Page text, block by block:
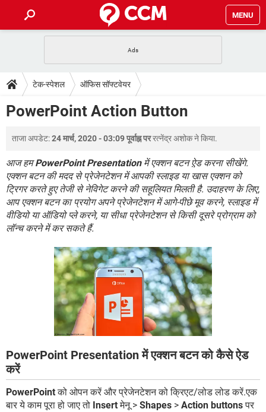
MENU
फोन पर अकाउंट बैलेंस चेक
WhatsApp Hack हो गया? Lucky Patcher यूज करें
टेक-स्पेशल
2020 के फ्री एंटीवायरस
बेस्ट फ्री ऑनलाइन गेम्स
डाउनलोड
FORUM
TikTok Account Freeze हो गया JioPhone में TikTok डाउनलोड
SBI बैंक अकाउंट नंबर पता करें
एनसाइक्लोपीडिया
केबल और कनेक्टर्स कंप्यूटर बस
सीरियल और पैरलल पोर्ट
टेक-स्पेशल ऑफिस सॉफ्टवेयर
PowerPoint Action Button
ताजा अपडेट:24 मार्च, 2020 - 03:09 पूर्वाह्न पररत्नेंद्र अशोकने किया.
आज हमPowerPoint Presentationमें एक्शन बटन ऐ़ड करना सीखेंगे.
एक्शन बटन की मदद से प्रेजेनटेशन में आपकी स्लाइड या खास एक्शन को
ट्रिगर करते हुए तेजी से नेविगेट करने की सहूलियत मिलती है. उदाहरण के लिए,
आप एक्शन बटन का प्रयोग अपने प्रेजेनटेशन में आगे-पीछे मूव करने, स्लाइड में
वीडियो या ऑडियो प्ले करने, या सीधा प्रेजेनटेशन से किसी दूसरे प्रोग्राम को
लॉन्च करने में कर सकते हैं.
PowerPoint Presentation में एक्शन बटन को कैसे ऐड
करें
PowerPointको ओपन करें और प्रेजेनटेशन को क्रिएट/लोड लोड करें.एक
बार ये काम पूरा हो जाए तो Insertमेनू > Shapes > Action buttonsपर